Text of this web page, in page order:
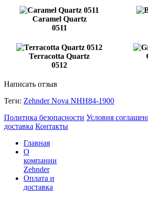
Caramel Quartz
0511
Terracotta Quartz
0512
Написать отзыв
Теги: Zehnder Nova NHH84-1900
Политика безопасности Условия
доставка Контакты
Главная
О
компании
Zehnder
Оплата и
доставка